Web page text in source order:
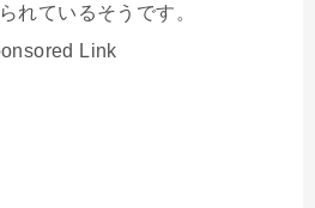
れているそうです。
Link